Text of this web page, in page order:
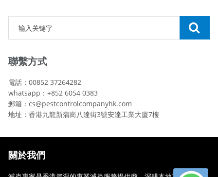
聯繫方式
電話：00852 37264282
whatsapp：+852 6054 0383
郵箱：cs@pestcontrolcompanyhk.com
地址：香港九龍新蒲崗八達街3號安達工業大廈7樓
關於我們